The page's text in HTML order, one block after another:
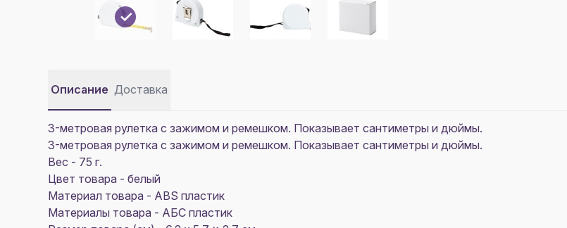
Описание Доставка
3-метровая рулетка с зажимом и ремешком. Показывает сантиметры и дюймы.
3-метровая рулетка с зажимом и ремешком. Показывает сантиметры и дюймы.
Вес - 75 г.
Цвет товара - белый
Материал товара - ABS пластик
Материалы товара - АБС пластик